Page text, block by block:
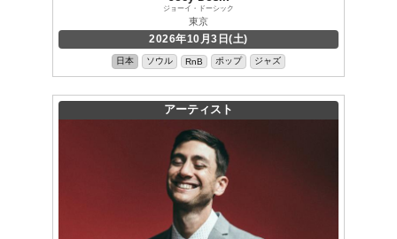
ジョーイ・ドーシック
東京
2026年10月3日(土)
日本 ソウル RnB ポップ ジャズ
アーティスト